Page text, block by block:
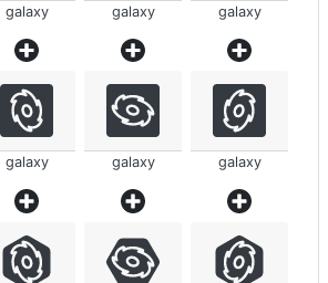
galaxy galaxy galaxy
galaxy galaxy galaxy